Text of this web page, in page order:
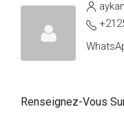
Renseignez-Vous